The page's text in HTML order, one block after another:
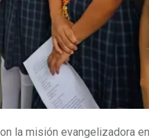
la misión evangelizadora